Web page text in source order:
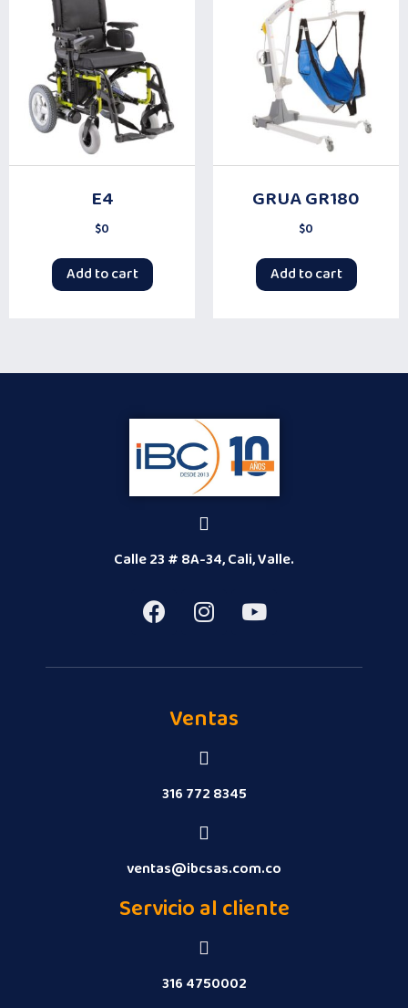
E4
$0
Add to cart
GRUA GR180
$0
Add to cart
Calle 23 # 8A-34, Cali, Valle.
Ventas
316 772 8345
ventas@ibcsas.com.co
Servicio al cliente
316 4750002